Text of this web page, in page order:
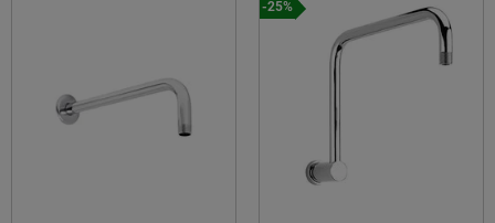
-25%